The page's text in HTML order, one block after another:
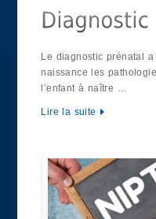
Le diagnostic prénatal
naissance les
l’enfant à naître …
Lire la suite